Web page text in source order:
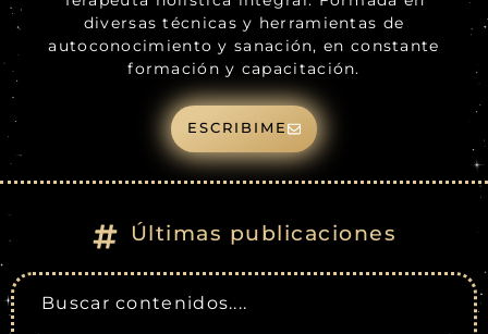
diversas técnicas y herramientas de
autoconocimiento y sanación, en constante
formación y capacitación.
ESCRIBIME
Últimas publicaciones